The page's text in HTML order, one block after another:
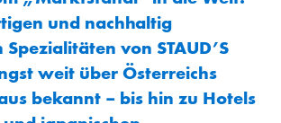
und nachhaltig
von STAUD’S
weit über Österreichs
bekannt – bis hin zu Hotels